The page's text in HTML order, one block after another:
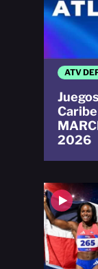
ATV
2026